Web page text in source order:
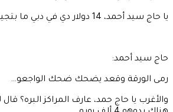
يا حاج سيد أحمد، 14 دولار دي في دبي ما بتجيب ليك عشاء!
حاج سيد أحمد:
رمى الورقة وقعد يضحك ضحك الواجعو…
والأغرب يا حاج حمد، عارف المراكز البره؟